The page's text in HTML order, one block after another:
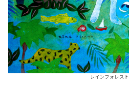
レインフォレスト